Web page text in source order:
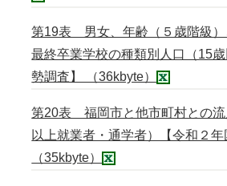
第19表 男女、年齢（５歳階級）
最終卒業学校の種類別人口（15
勢調査】 （36kbyte）
第20表 福岡市と他市町村との流
以上就業者・通学者）【令和２年
（35kbyte）